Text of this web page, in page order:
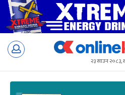
Skip
२३ साउन २०८३,